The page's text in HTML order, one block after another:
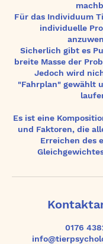
Für das Individuum
individuelle
Sicherlich gibt es
breite Masse der
Jedoch wird
"Fahrplan" gewählt
Es ist eine
und Faktoren, die
Erreichen des
0176